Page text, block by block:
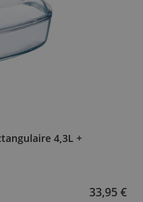
4,3L +
33,95 €